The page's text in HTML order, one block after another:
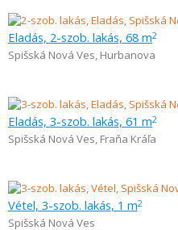
Eladás, 2-szob. lakás, 68 m2
Spišská Nová Ves, Hurbanova
Eladás, 3-szob. lakás, 61 m2
Spišská Nová Ves, Fraňa Kráľa
Vétel, 3-szob. lakás, 1 m2
Spišská Nová Ves